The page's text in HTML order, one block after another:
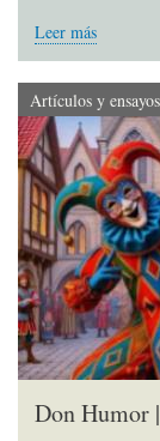
Leer más
Artículos y ensayos
Don Humor